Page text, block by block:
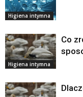
Higiena intymna
Higiena intymna
Co